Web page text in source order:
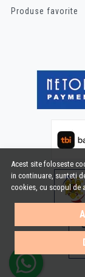
Acest site foloseste
in continuare, sunteti
cookies, cu scopul de
Produse favorite